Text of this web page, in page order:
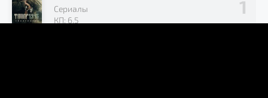
Сериалы
КП: 6.5